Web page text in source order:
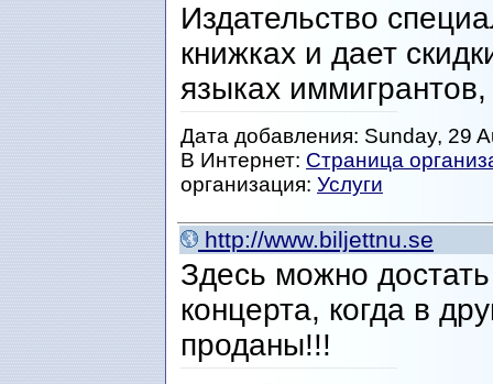
Издательство
книжках и дает
языках
Дата добавления: Sunday, 29
В Интернет: Страница
организация: Услуги
http://www.biljettnu.se
Здесь можно
концерта, когда в
проданы!!!